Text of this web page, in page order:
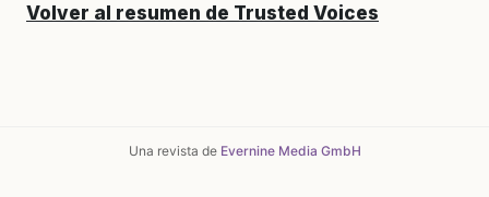
Volver al resumen de Trusted Voices
Una revista de Evernine Media GmbH